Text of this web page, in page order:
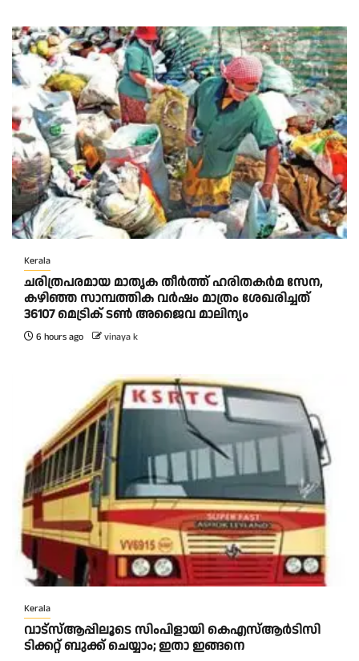
Kerala
ചരിത്രപരമായ മാതൃക തീര്‍ത്ത് ഹരിതകര്‍മ സേന,
കഴിഞ്ഞ സാമ്പത്തിക വര്‍ഷം മാത്രം ശേഖരിച്ചത്
36107 മെട്രിക് ടണ്‍ അജൈവ മാലിന്യം
6 hours ago vinaya k
Kerala
വാട്‌സ്ആപ്പിലൂടെ സിംപിളായി കെഎസ്ആര്‍ടിസി
ടിക്കറ്റ് ബുക്ക് ചെയ്യാം; ഇതാ ഇങ്ങനെ